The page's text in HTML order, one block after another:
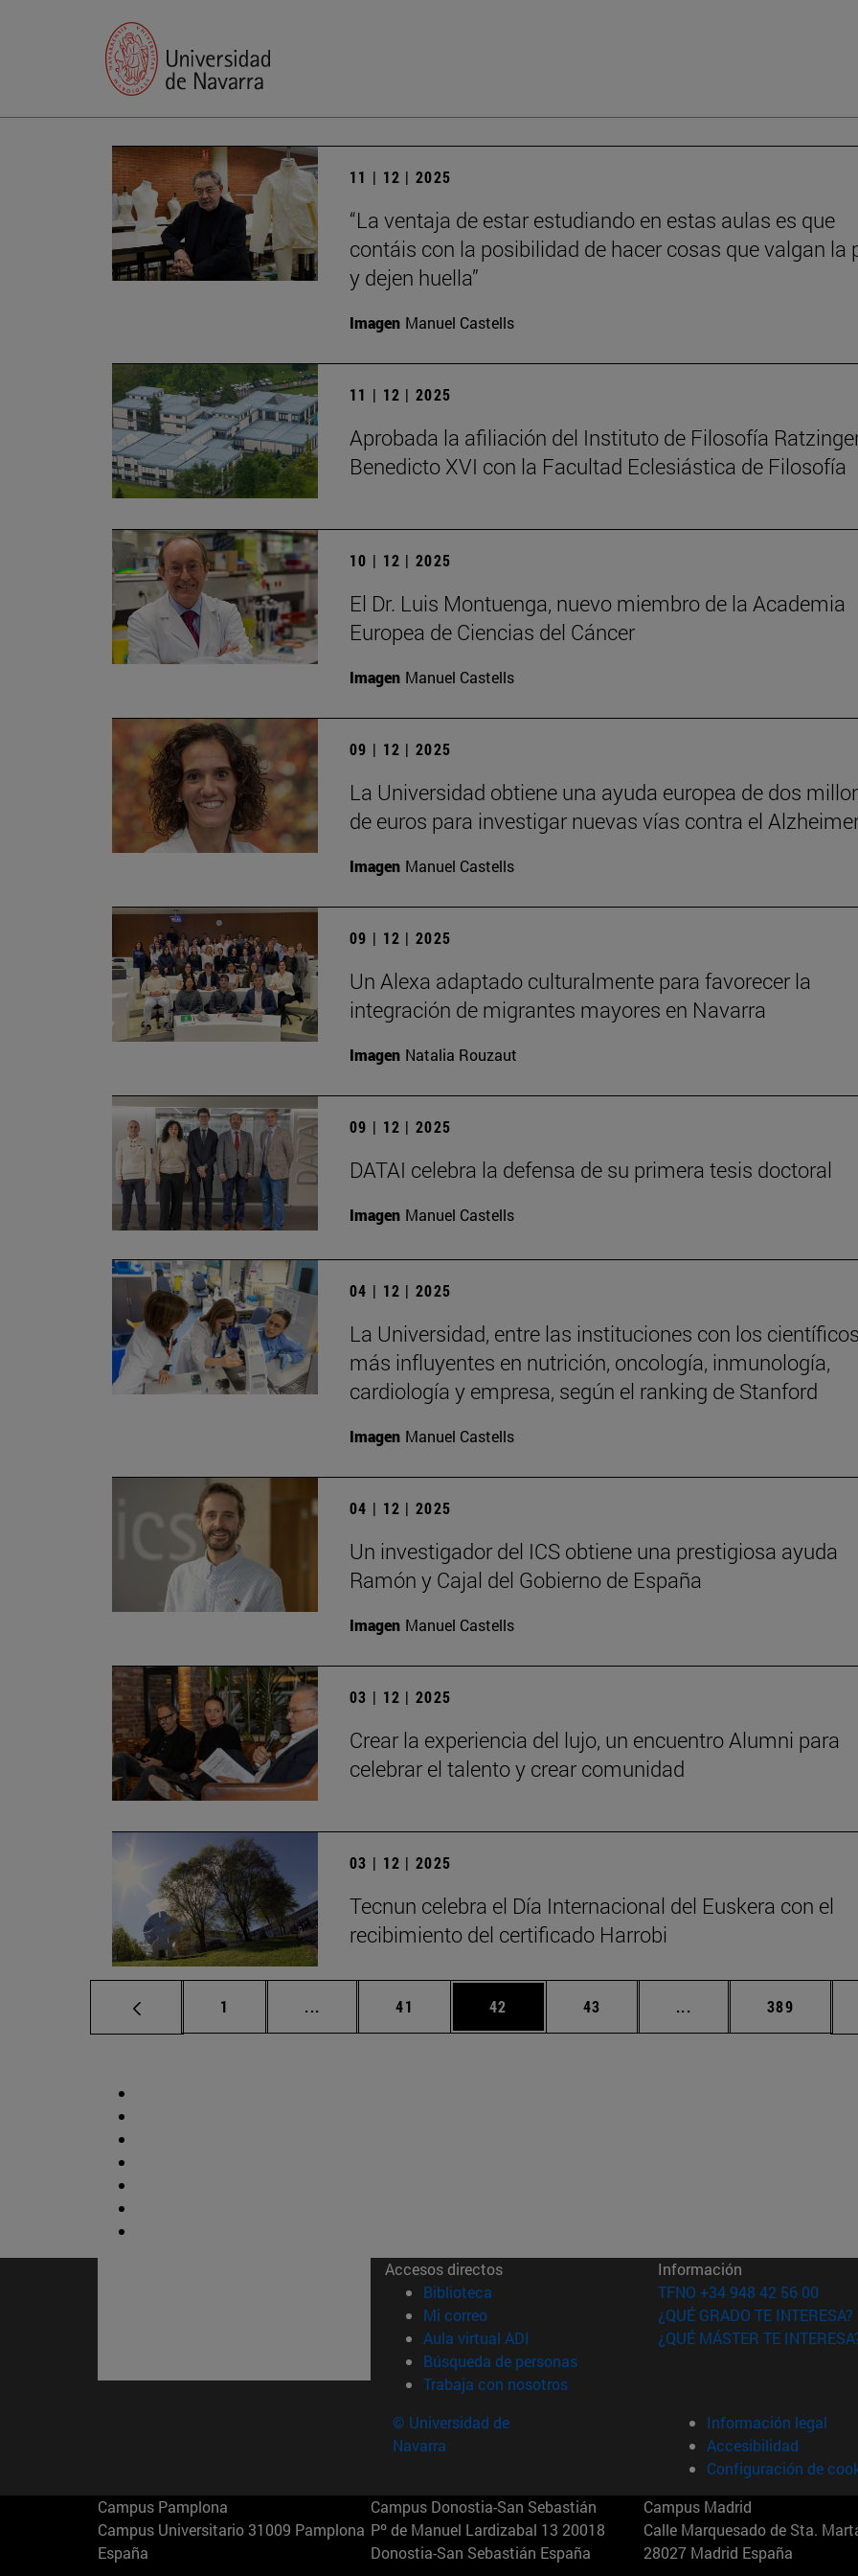
11 | 12 | 2025
“La ventaja de estar estudiando en estas aulas es que
contáis con la posibilidad de hacer cosas que valgan la
y dejen huella”
Imagen Manuel Castells
11 | 12 | 2025
Aprobada la afiliación del Instituto de Filosofía
Benedicto XVI con la Facultad Eclesiástica de Filosofía
10 | 12 | 2025
El Dr. Luis Montuenga, nuevo miembro de la Academia
Europea de Ciencias del Cáncer
Imagen Manuel Castells
09 | 12 | 2025
La Universidad obtiene una ayuda europea de dos
de euros para investigar nuevas vías contra el
Imagen Manuel Castells
09 | 12 | 2025
Un Alexa adaptado culturalmente para favorecer la
integración de migrantes mayores en Navarra
Imagen Natalia Rouzaut
09 | 12 | 2025
DATAI celebra la defensa de su primera tesis doctoral
Imagen Manuel Castells
04 | 12 | 2025
La Universidad, entre las instituciones con los
más influyentes en nutrición, oncología, inmunología,
cardiología y empresa, según el ranking de Stanford
Imagen Manuel Castells
04 | 12 | 2025
Un investigador del ICS obtiene una prestigiosa ayuda
Ramón y Cajal del Gobierno de España
Imagen Manuel Castells
03 | 12 | 2025
Crear la experiencia del lujo, un encuentro Alumni para
celebrar el talento y crear comunidad
03 | 12 | 2025
Tecnun celebra el Día Internacional del Euskera con el
recibimiento del certificado Harrobi
Página
1 ... Páginas intermedias Use TAB para desplazarse.
Página
41 Página
42 Página
43 ... Páginas intermedias
Página
389
Accesos directos
Biblioteca (abre en nueva ventana)
Mi correo(abre en nueva ventana)
Aula virtual ADI (abre en nueva ventana)
Búsqueda de personas(abre en nueva ventana)
Trabaja con nosotros(abre en nueva ventana)
Información
TFNO +34 948 42 56 00
¿QUÉ GRADO TE INTERESA?
¿QUÉ MÁSTER TE
© Universidad de
Navarra
Información legal
Accesibilidad
Configuración de
Campus Pamplona
Campus Universitario 31009 Pamplona
España
Campus Donostia-San Sebastián
Pº de Manuel Lardizabal 13 20018
Donostia-San Sebastián España
Campus Madrid
Calle Marquesado de Sta.
28027 Madrid España